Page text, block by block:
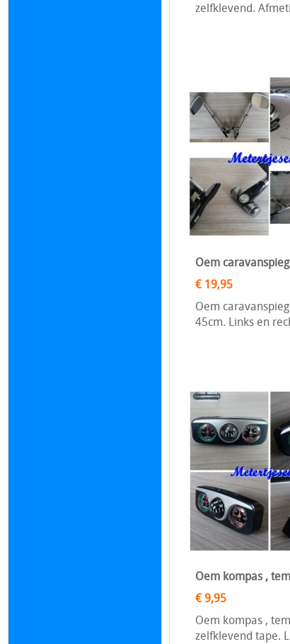
zelfklevend.
Oem
€ 19,95
Oem
45cm. Links en
Oem kompas ,
€ 9,95
Oem kompas ,
zelfklevend tape.